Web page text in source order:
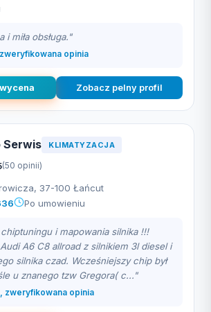
i miła obsługa."
opinia
Zobacz pelny profil
Serwis KLIMATYZACJA
(50 opinii)
37-100 Łańcut
Po umowieniu
i mapowania silnika !!!
A6 C8 allroad z silnikiem 3l diesel i
silnika czad. Wcześniejszy chip był
u znanego tzw Gregora( c..."
zweryfikowana opinia